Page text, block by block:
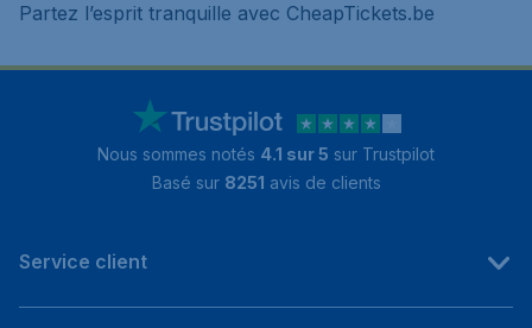
Partez l’esprit tranquille avec CheapTickets.be
Nous sommes notés 4.1 sur 5 sur Trustpilot
Basé sur 8251 avis de clients
Service client